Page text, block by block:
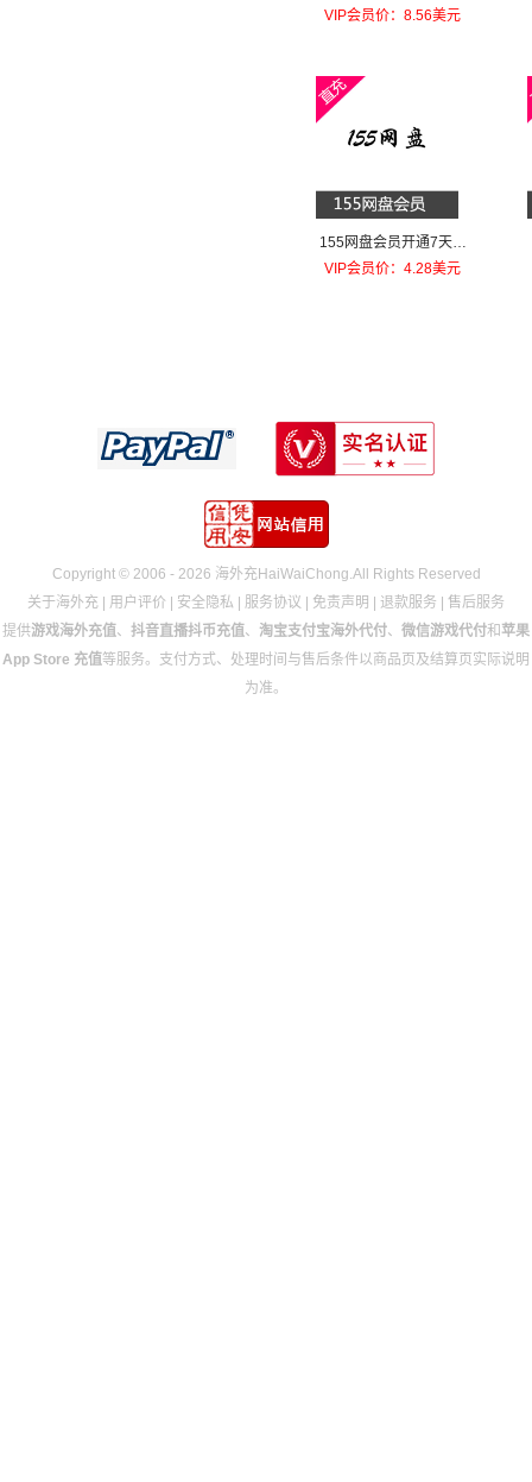
VIP会员价：8.56美元
155网盘会员开通7天VI
P
VIP会员价：4.28美元
Copyright © 2006 - 2026 海外充HaiWaiChong.All Rights Reserved
关于海外充
用户评价 安全隐私 服务协议 免责声明 退款服务
售后服务
提供游戏海外充值、 抖音直播抖币充值、 淘宝支付宝海外代付、 微信游戏代付和 苹果
App Store 充值等服务。支付方式、处理时间与售后条件以商品页及结算页实际说明
为准。